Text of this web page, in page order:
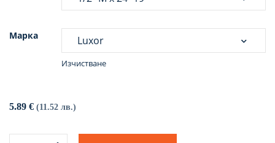
Марка
Изчистване
5.89 € (11.52 лв.)